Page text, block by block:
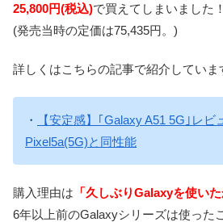
25,800円(税込)で買えてしまいました！
(発売当時の定価は75,435円。)
詳しくはこちらの記事で紹介していま
・
【安定感】｢Galaxy A51 5G｣レビ
Pixel5a(5G)と同性能
購入理由は 「久しぶりGalaxyを使いた
6年以上前のGalaxyシリーズは使った